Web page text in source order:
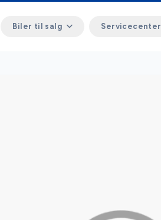
Biler til salg Servicecenter